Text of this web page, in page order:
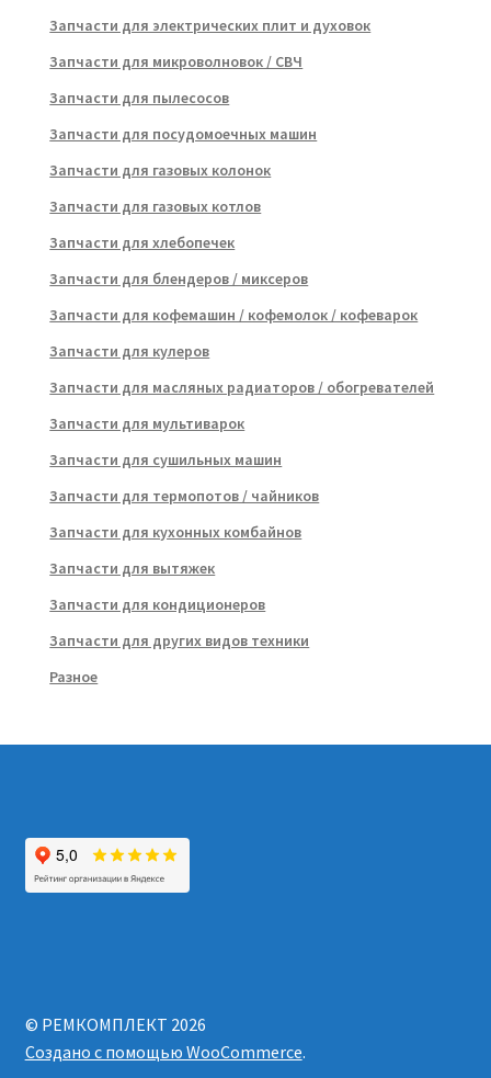
Запчасти для электрических плит и духовок
Запчасти для микроволновок / СВЧ
Запчасти для пылесосов
Запчасти для посудомоечных машин
Запчасти для газовых колонок
Запчасти для газовых котлов
Запчасти для хлебопечек
Запчасти для блендеров / миксеров
Запчасти для кофемашин / кофемолок / кофеварок
Запчасти для кулеров
Запчасти для масляных радиаторов / обогревателей
Запчасти для мультиварок
Запчасти для сушильных машин
Запчасти для термопотов / чайников
Запчасти для кухонных комбайнов
Запчасти для вытяжек
Запчасти для кондиционеров
Запчасти для других видов техники
Разное
© РЕМКОМПЛЕКТ 2026
Создано с помощью WooCommerce.